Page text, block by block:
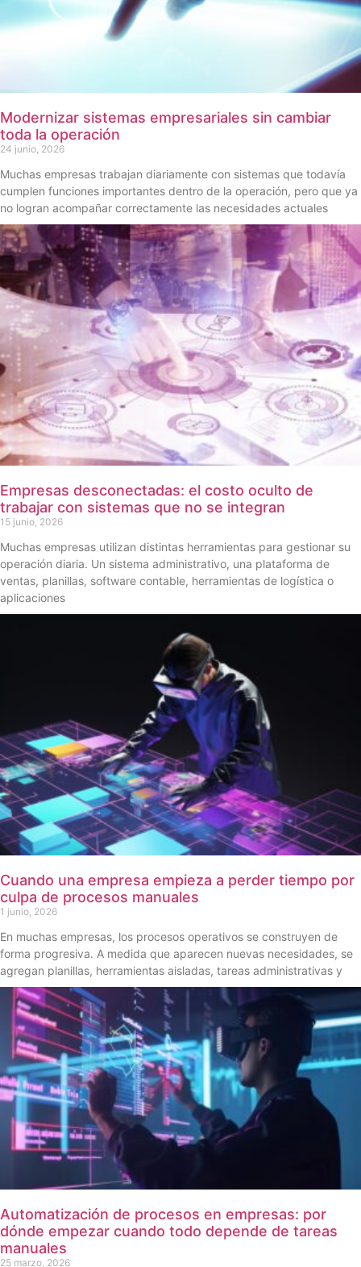
Modernizar sistemas empresariales sin cambiar
toda la operación
24 junio, 2026
Muchas empresas trabajan diariamente con sistemas que todavía
cumplen funciones importantes dentro de la operación, pero que ya
no logran acompañar correctamente las necesidades actuales
Empresas desconectadas: el costo oculto de
trabajar con sistemas que no se integran
15 junio, 2026
Muchas empresas utilizan distintas herramientas para gestionar su
operación diaria. Un sistema administrativo, una plataforma de
ventas, planillas, software contable, herramientas de logística o
aplicaciones
Cuando una empresa empieza a perder tiempo por
culpa de procesos manuales
1 junio, 2026
En muchas empresas, los procesos operativos se construyen de
forma progresiva. A medida que aparecen nuevas necesidades, se
agregan planillas, herramientas aisladas, tareas administrativas y
Automatización de procesos en empresas: por
dónde empezar cuando todo depende de tareas
manuales
25 marzo, 2026